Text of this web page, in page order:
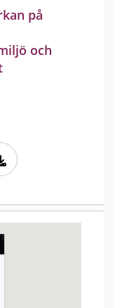
på
och